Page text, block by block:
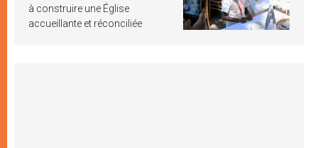
à construire une Église
accueillante et réconciliée